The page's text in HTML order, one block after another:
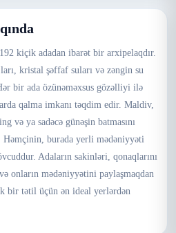
kiçik adadan ibarət bir arxipelaqdır.
kristal şəffaf suları və zəngin su
bir ada özünəməxsus gözəlliyi ilə
qalma imkanı təqdim edir. Maldiv,
və ya sadəcə günəşin batmasını
burada yerli mədəniyyəti
Adaların sakinləri, qonaqlarını
onların mədəniyyətini paylaşmaqdan
bir tətil üçün ən ideal yerlərdən